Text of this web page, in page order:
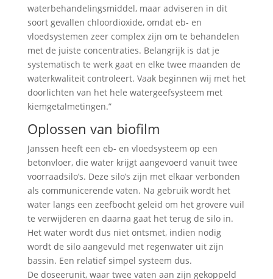
waterbehandelingsmiddel, maar adviseren in dit
soort gevallen chloordioxide, omdat eb- en
vloedsystemen zeer complex zijn om te behandelen
met de juiste concentraties. Belangrijk is dat je
systematisch te werk gaat en elke twee maanden de
waterkwaliteit controleert. Vaak beginnen wij met het
doorlichten van het hele watergeefsysteem met
kiemgetalmetingen.”
Oplossen van biofilm
Janssen heeft een eb- en vloedsysteem op een
betonvloer, die water krijgt aangevoerd vanuit twee
voorraadsilo’s. Deze silo’s zijn met elkaar verbonden
als communicerende vaten. Na gebruik wordt het
water langs een zeefbocht geleid om het grovere vuil
te verwijderen en daarna gaat het terug de silo in.
Het water wordt dus niet ontsmet, indien nodig
wordt de silo aangevuld met regenwater uit zijn
bassin. Een relatief simpel systeem dus.
De doseerunit, waar twee vaten aan zijn gekoppeld